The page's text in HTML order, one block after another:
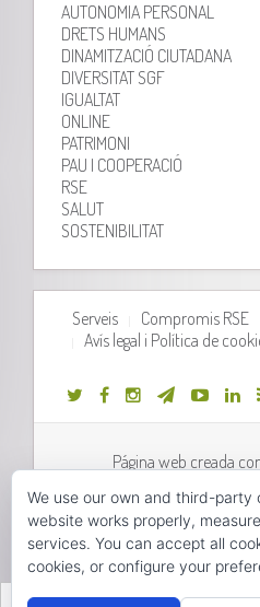
AUTONOMIA PERSONAL
DRETS HUMANS
DINAMITZACIÓ CIUTADANA
DIVERSITAT SGF
IGUALTAT
ONLINE
PATRIMONI
PAU I COOPERACIÓ
RSE
SALUT
SOSTENIBILITAT
Serveis Compromis RSE
Avís legal i Política de
Página web creada
Desarrollo web
Hola, pincha
We use our own and third-party
website works properly,
services. You can accept all
cookies, or configure your